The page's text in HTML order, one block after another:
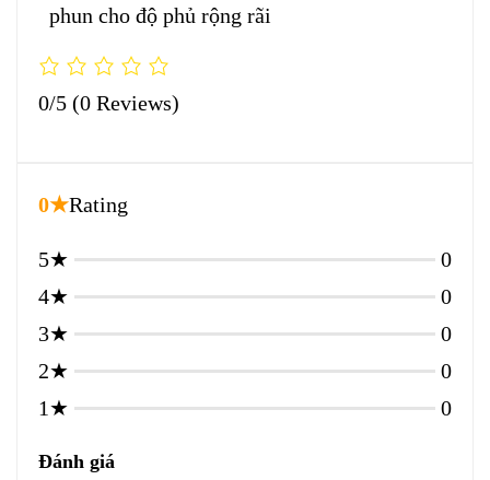
phun cho độ phủ rộng rãi
0/5 (0 Reviews)
0★Rating
5★
0
4★
0
3★
0
2★
0
1★
0
Đánh giá